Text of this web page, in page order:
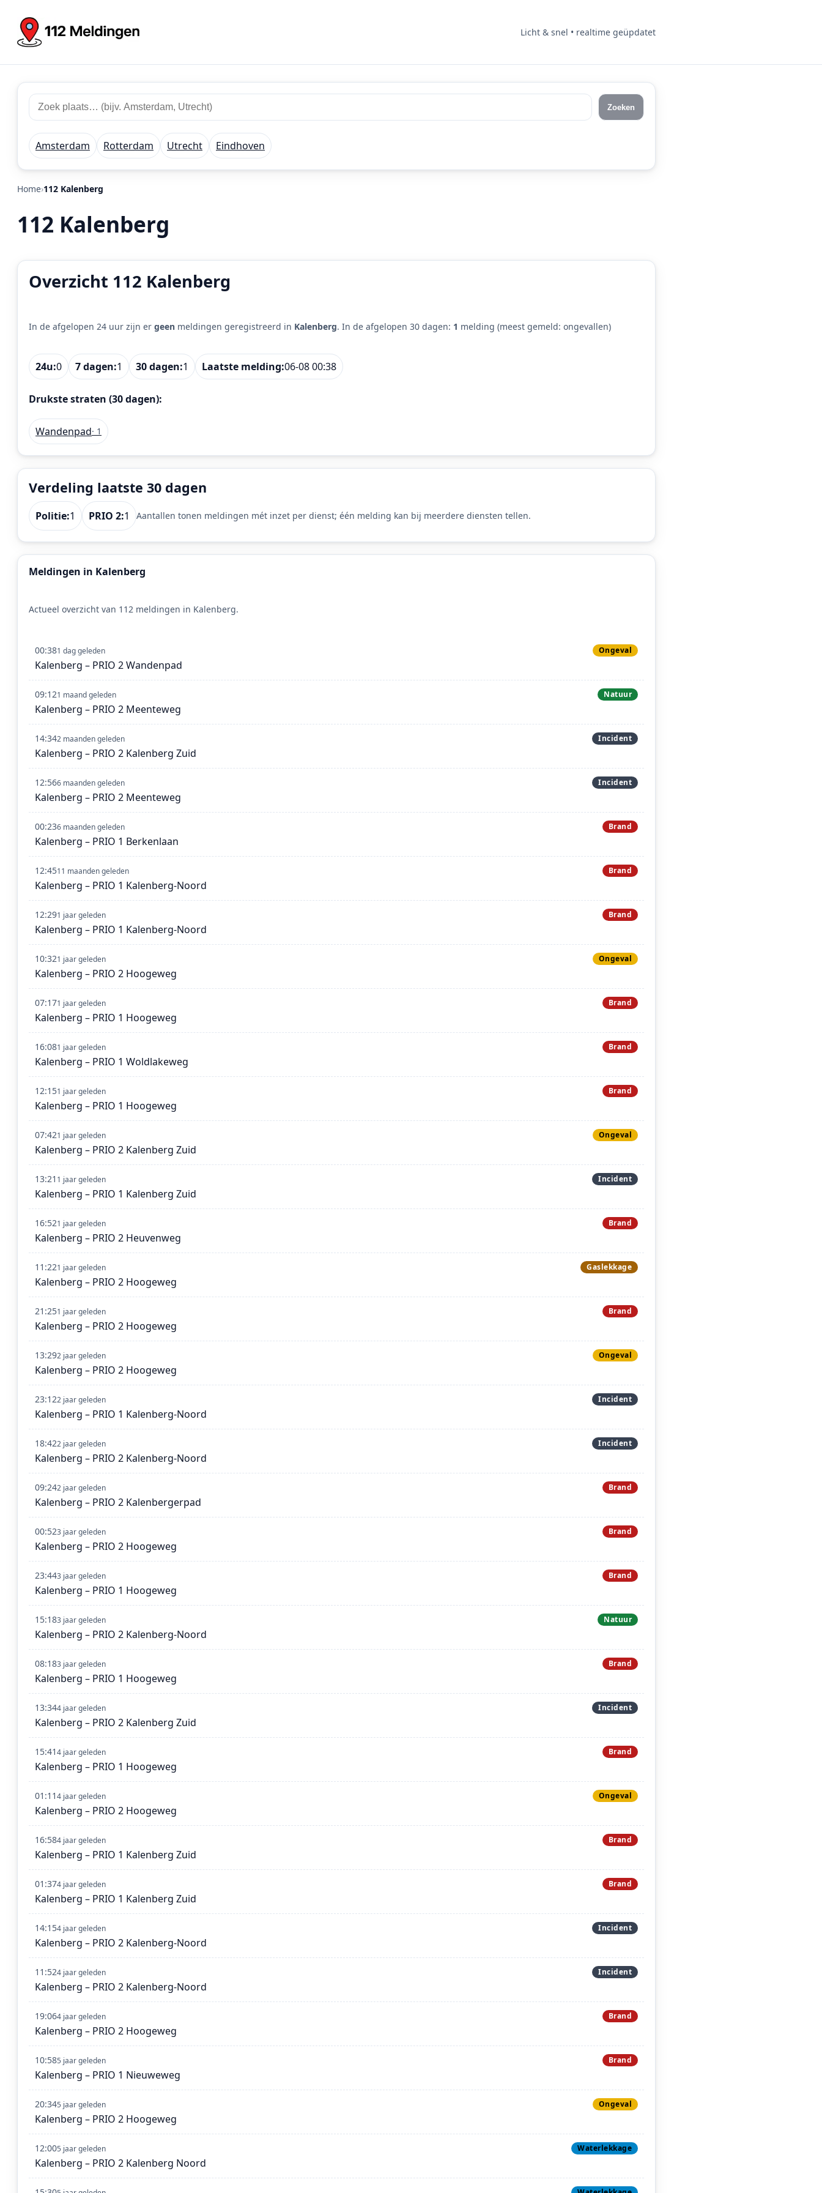
Licht & snel • realtime geüpdatet
Zoek
112
meldingen
Zoek
plaats
regio
Zoeken
Amsterdam Rotterdam Utrecht Eindhoven
Home 112 Kalenberg
112 Kalenberg
Overzicht 112 Kalenberg
In de afgelopen 24 uur zijn er geen meldingen geregistreerd in Kalenberg. In de afgelopen 30 dagen: 1 melding (meest gemeld: ongevallen)
24u:0 7 dagen:1 30 dagen:1 Laatste melding:06-08 00:38
Drukste straten (30 dagen):
Wandenpad· 1
Verdeling laatste 30 dagen
Politie:1 PRIO 2:1 Aantallen tonen meldingen mét inzet per dienst; één melding kan bij meerdere diensten tellen.
Meldingen in Kalenberg
Actueel overzicht van 112 meldingen in Kalenberg.
00:381 dag geleden Ongeval
Kalenberg – PRIO 2 Wandenpad
09:121 maand geleden Natuur
Kalenberg – PRIO 2 Meenteweg
14:342 maanden geleden Incident
Kalenberg – PRIO 2 Kalenberg Zuid
12:566 maanden geleden Incident
Kalenberg – PRIO 2 Meenteweg
00:236 maanden geleden Brand
Kalenberg – PRIO 1 Berkenlaan
12:4511 maanden geleden Brand
Kalenberg – PRIO 1 Kalenberg-Noord
12:291 jaar geleden Brand
Kalenberg – PRIO 1 Kalenberg-Noord
10:321 jaar geleden Ongeval
Kalenberg – PRIO 2 Hoogeweg
07:171 jaar geleden Brand
Kalenberg – PRIO 1 Hoogeweg
16:081 jaar geleden Brand
Kalenberg – PRIO 1 Woldlakeweg
12:151 jaar geleden Brand
Kalenberg – PRIO 1 Hoogeweg
07:421 jaar geleden Ongeval
Kalenberg – PRIO 2 Kalenberg Zuid
13:21 1 jaar geleden Incident
Kalenberg – PRIO 1 Kalenberg Zuid
16:521 jaar geleden Brand
Kalenberg – PRIO 2 Heuvenweg
11:221 jaar geleden Gaslekkage
Kalenberg – PRIO 2 Hoogeweg
21:251 jaar geleden Brand
Kalenberg – PRIO 2 Hoogeweg
13:292 jaar geleden Ongeval
Kalenberg – PRIO 2 Hoogeweg
23:122 jaar geleden Incident
Kalenberg – PRIO 1 Kalenberg-Noord
18:422 jaar geleden Incident
Kalenberg – PRIO 2 Kalenberg-Noord
09:242 jaar geleden Brand
Kalenberg – PRIO 2 Kalenbergerpad
00:523 jaar geleden Brand
Kalenberg – PRIO 2 Hoogeweg
23:443 jaar geleden Brand
Kalenberg – PRIO 1 Hoogeweg
15:183 jaar geleden Natuur
Kalenberg – PRIO 2 Kalenberg-Noord
08:183 jaar geleden Brand
Kalenberg – PRIO 1 Hoogeweg
13:344 jaar geleden Incident
Kalenberg – PRIO 2 Kalenberg Zuid
15:414 jaar geleden Brand
Kalenberg – PRIO 1 Hoogeweg
01:114 jaar geleden Ongeval
Kalenberg – PRIO 2 Hoogeweg
16:584 jaar geleden Brand
Kalenberg – PRIO 1 Kalenberg Zuid
01:374 jaar geleden Brand
Kalenberg – PRIO 1 Kalenberg Zuid
14:154 jaar geleden Incident
Kalenberg – PRIO 2 Kalenberg-Noord
11:524 jaar geleden Incident
Kalenberg – PRIO 2 Kalenberg-Noord
19:064 jaar geleden Brand
Kalenberg – PRIO 2 Hoogeweg
10:585 jaar geleden Brand
Kalenberg – PRIO 1 Nieuweweg
20:345 jaar geleden Ongeval
Kalenberg – PRIO 2 Hoogeweg
12:005 jaar geleden Waterlekkage
Kalenberg – PRIO 2 Kalenberg Noord